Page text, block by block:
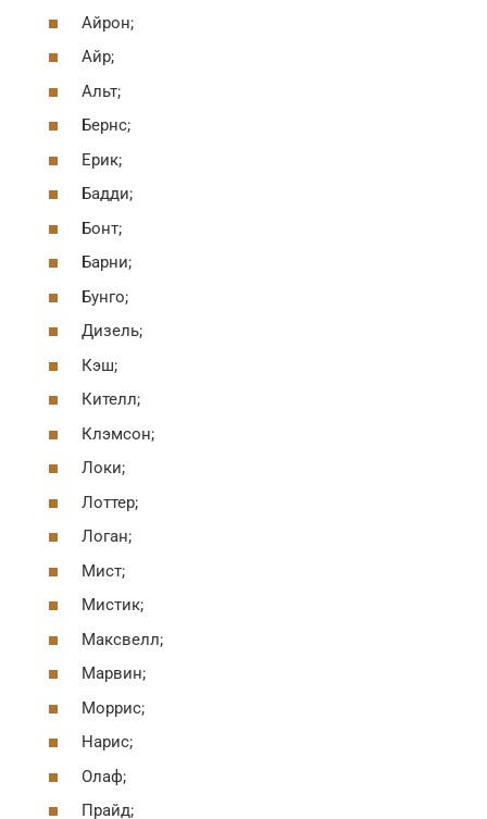
Айрон;
Айр;
Альт;
Бернс;
Ерик;
Бадди;
Бонт;
Барни;
Бунго;
Дизель;
Кэш;
Кителл;
Клэмсон;
Локи;
Лоттер;
Логан;
Мист;
Мистик;
Максвелл;
Марвин;
Моррис;
Нарис;
Олаф;
Прайд;